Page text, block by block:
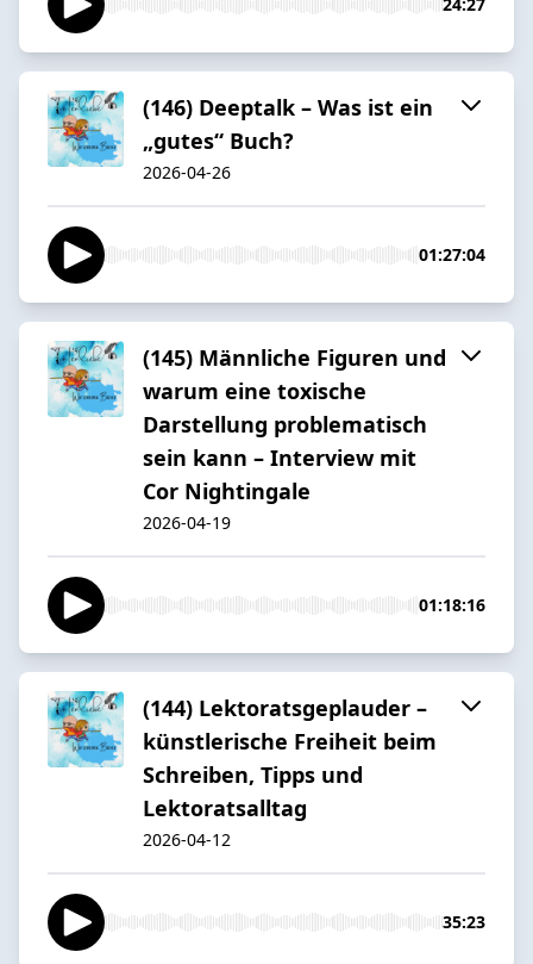
(146) Deeptalk – Was ist ein
„gutes“ Buch?
2026-04-26
01:27:04
(145) Männliche Figuren und
warum eine toxische
Darstellung problematisch
sein kann – Interview mit
Cor Nightingale
2026-04-19
01:18:16
(144) Lektoratsgeplauder –
künstlerische Freiheit beim
Schreiben, Tipps und
Lektoratsalltag
2026-04-12
35:23